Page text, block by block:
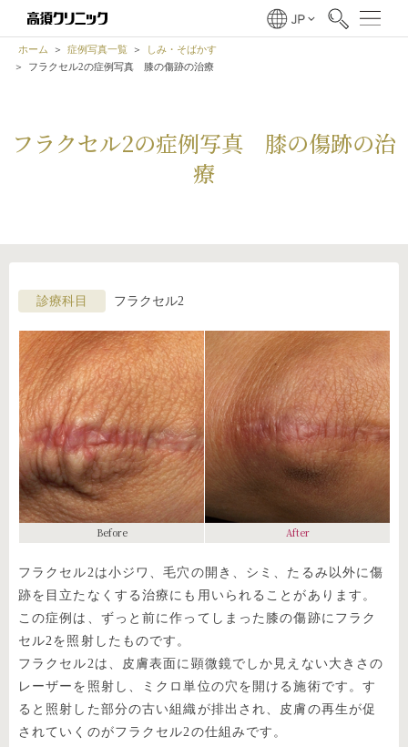
ホーム 症例写真一覧
しみ・そばかす
フラクセル2の症例写真 膝の傷跡の治療
フラクセル2の症例写真 膝の傷跡の治
療
診療科目 フラクセル2
Before After
フラクセル2は小ジワ、毛穴の開き、シミ、たるみ以外に傷
跡を目立たなくする治療にも用いられることがあります。
この症例は、ずっと前に作ってしまった膝の傷跡にフラク
セル2を照射したものです。
フラクセル2は、皮膚表面に顕微鏡でしか見えない大きさの
レーザーを照射し、ミクロ単位の穴を開ける施術です。す
ると照射した部分の古い組織が排出され、皮膚の再生が促
されていくのがフラクセル2の仕組みです。